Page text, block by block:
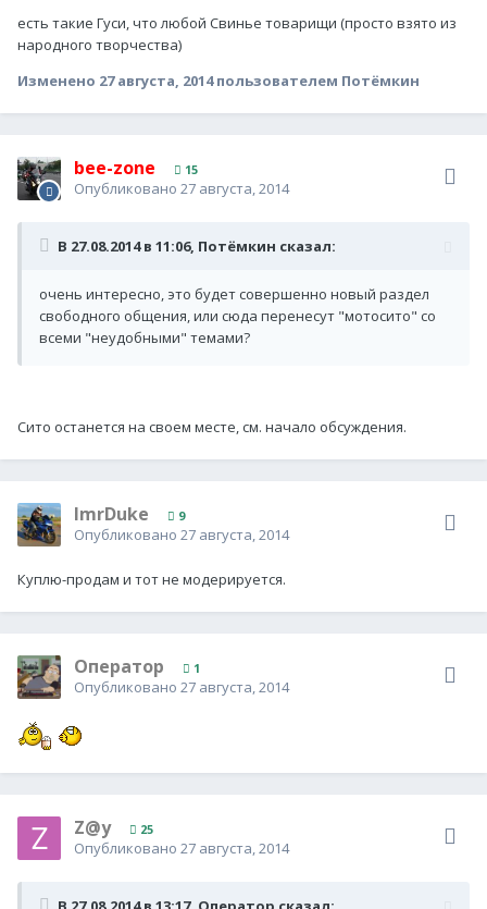
есть такие Гуси, что любой Свинье товарищи (просто взято из
народного творчества)
Изменено 27 августа, 2014пользователем Потёмкин
bee-zone 15
Опубликовано 27 августа, 2014
В 27.08.2014 в 11:06, Потёмкин сказал:
очень интересно, это будет совершенно новый раздел
свободного общения, или сюда перенесут "мотосито" со
всеми "неудобными" темами?
Сито останется на своем месте, см. начало обсуждения.
ImrDuke 9
Опубликовано 27 августа, 2014
Куплю-продам и тот не модерируется.
Оператор 1
Опубликовано 27 августа, 2014
Z@y 25
Опубликовано 27 августа, 2014